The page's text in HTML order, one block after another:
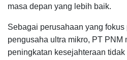
masa depan yang lebih baik.
Sebagai perusahaan yang
pengusaha ultra mikro, PT PNM
peningkatan kesejahteraan